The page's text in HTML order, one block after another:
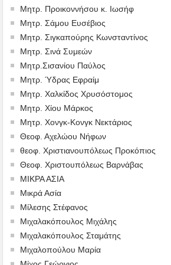
Μητρ. Προικοννήσου κ. Ιωσήφ
Μητρ. Σάμου Ευσέβιος
Μητρ. Σιγκαπούρης Κωνσταντίνος
Μητρ. Σινά Συμεών
Μητρ.Σισανίου Παύλος
Μητρ. Ύδρας Εφραίμ
Μητρ. Χαλκίδος Χρυσόστομος
Μητρ. Χίου Μάρκος
Μητρ. Χονγκ-Κονγκ Νεκτάριος
Θεοφ. Αχελώου Νήφων
θεοφ. Χριστιανουπόλεως Προκόπιος
Θεοφ. Χριστουπόλεως Βαρνάβας
ΜΙΚΡΑ ΑΣΙΑ
Μικρά Ασία
Μίλεσης Στέφανος
Μιχαλακόπουλος Μιχάλης
Μιχαλακόπουλος Σταμάτης
Μιχαλοπούλου Μαρία